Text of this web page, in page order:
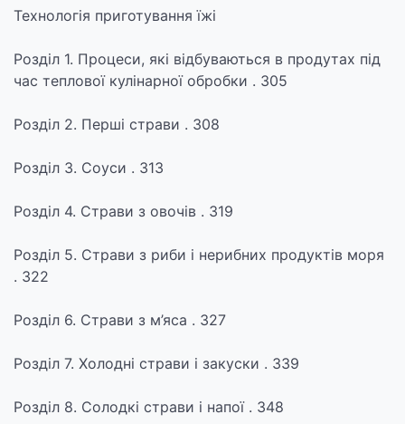
Технологія приготування їжі
Розділ 1. Процеси, які відбуваються в продутах під
час теплової кулінарної обробки . 305
Розділ 2. Перші страви . 308
Розділ 3. Соуси . 313
Розділ 4. Страви з овочів . 319
Розділ 5. Страви з риби і нерибних продуктів моря
. 322
Розділ 6. Страви з м’яса . 327
Розділ 7. Холодні страви і закуски . 339
Розділ 8. Солодкі страви і напої . 348